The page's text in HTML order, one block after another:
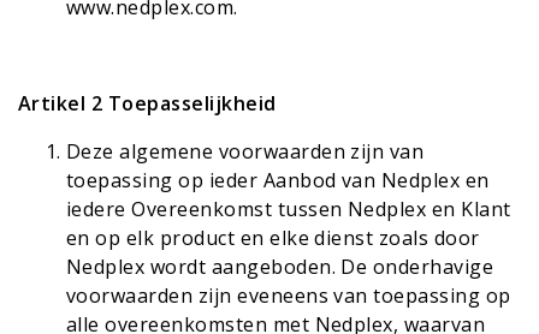
www.nedplex.com.
Artikel 2 Toepasselijkheid
Deze algemene voorwaarden zijn van
toepassing op ieder Aanbod van Nedplex en
iedere Overeenkomst tussen Nedplex en Klant
en op elk product en elke dienst zoals door
Nedplex wordt aangeboden. De onderhavige
voorwaarden zijn eveneens van toepassing op
alle overeenkomsten met Nedplex, waarvan